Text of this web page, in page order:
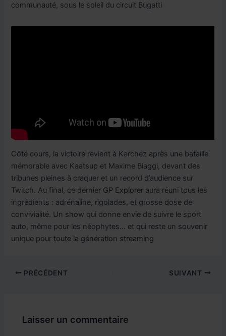
communauté, sous le soleil du circuit Bugatti
Côté cours, la victoire revient à Karchez après une bataille
mémorable avec Kaatsup et Maxime Biaggi, devant des
tribunes pleines à craquer et un record d’audience sur
Twitch. Au final, ce dernier GP Explorer aura réuni tous les
ingrédients : adrénaline, rigolades, et grosse dose de
convivialité. Un show qui donne envie de suivre le sport
auto, même pour les néophytes… et qui reste un souvenir
unique pour toute la génération streaming
NavigationPRÉCÉDENT SUIVANT
Laisser un commentaire